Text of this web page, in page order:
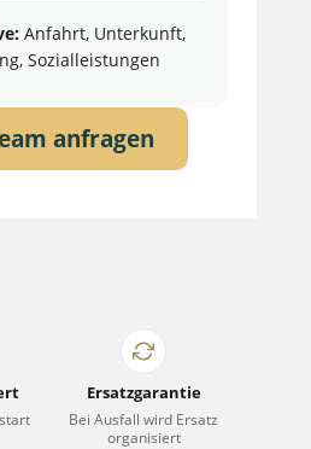
Anfahrt, Unterkunft,
Sozialleistungen
anfragen
Ersatzgarantie
Bei Ausfall wird Ersatz
organisiert